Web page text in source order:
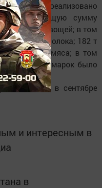
недель реализовано
на общую сумму
587,6 т овощей; в том
молока; 182 т
яиц; 470 т мяса; в том
ярмарок было
начать в сентябре
и интересным в
в